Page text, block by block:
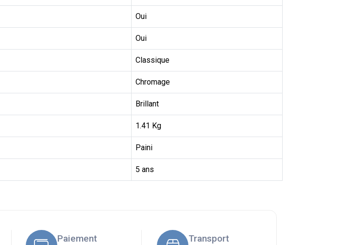
Oui
Oui
Classique
Chromage
Brillant
1.41 Kg
Paini
5 ans
Paiement Transport